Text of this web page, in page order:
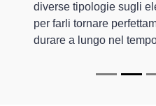
diverse tipologie sugli
per farli tornare
durare a lungo nel